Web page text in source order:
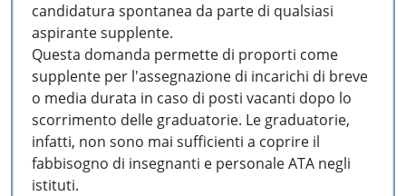
candidatura spontanea da parte di qualsiasi
aspirante supplente.
Questa domanda permette di proporti come
supplente per l'assegnazione di incarichi di breve
o media durata in caso di posti vacanti dopo lo
scorrimento delle graduatorie. Le graduatorie,
infatti, non sono mai sufficienti a coprire il
fabbisogno di insegnanti e personale ATA negli
istituti.